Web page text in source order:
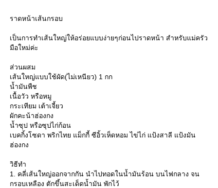
ราดหน้าเส้นกรอบ
เป็นการทำเส้นใหญ่ให้อร่อยแบบง่ายๆก่อนไปราดหน้า สำหรับแม่ครัว
มือใหม่ค่ะ
ส่วนผสม
เส้นใหญ่แบบใช้ผัด(ไม่เหนียว) 1 กก
น้ำมันพืช
เนื้อวัว หรือหมู
กระเทียม เต้าเจี้ยว
ผักคะน้าฮ่องกง
น้ำซุป หรือซุปไก่ก้อน
เบคกิ้งโซดา พริกไทย แม็กกี้ ซีอิ้วเห็ดหอม ไข่ไก่ แป้งสาลี แป้งมัน
ฮ่องกง
วิธีทำ
1. คลี่เส้นใหญ่ออกจากกัน นำไปทอดในน้ำมันร้อน บนไฟกลาง จน
กรอบเหลือง ตักขึ้นสะเด็ดน้ำมัน พักไว้